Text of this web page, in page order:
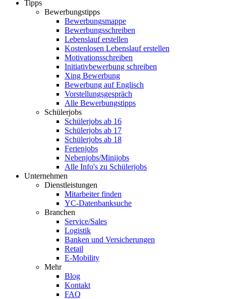
Tipps
Bewerbungstipps
Bewerbungsmappe
Bewerbungsschreiben
Lebenslauf erstellen
Kostenlosen Lebenslauf erstellen
Motivationsschreiben
Initiativbewerbung schreiben
Xing Bewerbung
Bewerbung auf Englisch
Vorstellungsgespräch
Alle Bewerbungstipps
Schülerjobs
Schülerjobs ab 16
Schülerjobs ab 17
Schülerjobs ab 18
Ferienjobs
Nebenjobs/Minijobs
Alle Info's zu Schülerjobs
Unternehmen
Dienstleistungen
Mitarbeiter finden
YC-Datenbanksuche
Branchen
Service/Sales
Logistik
Banken und Versicherungen
Retail
E-Mobility
Mehr
Blog
Kontakt
FAQ